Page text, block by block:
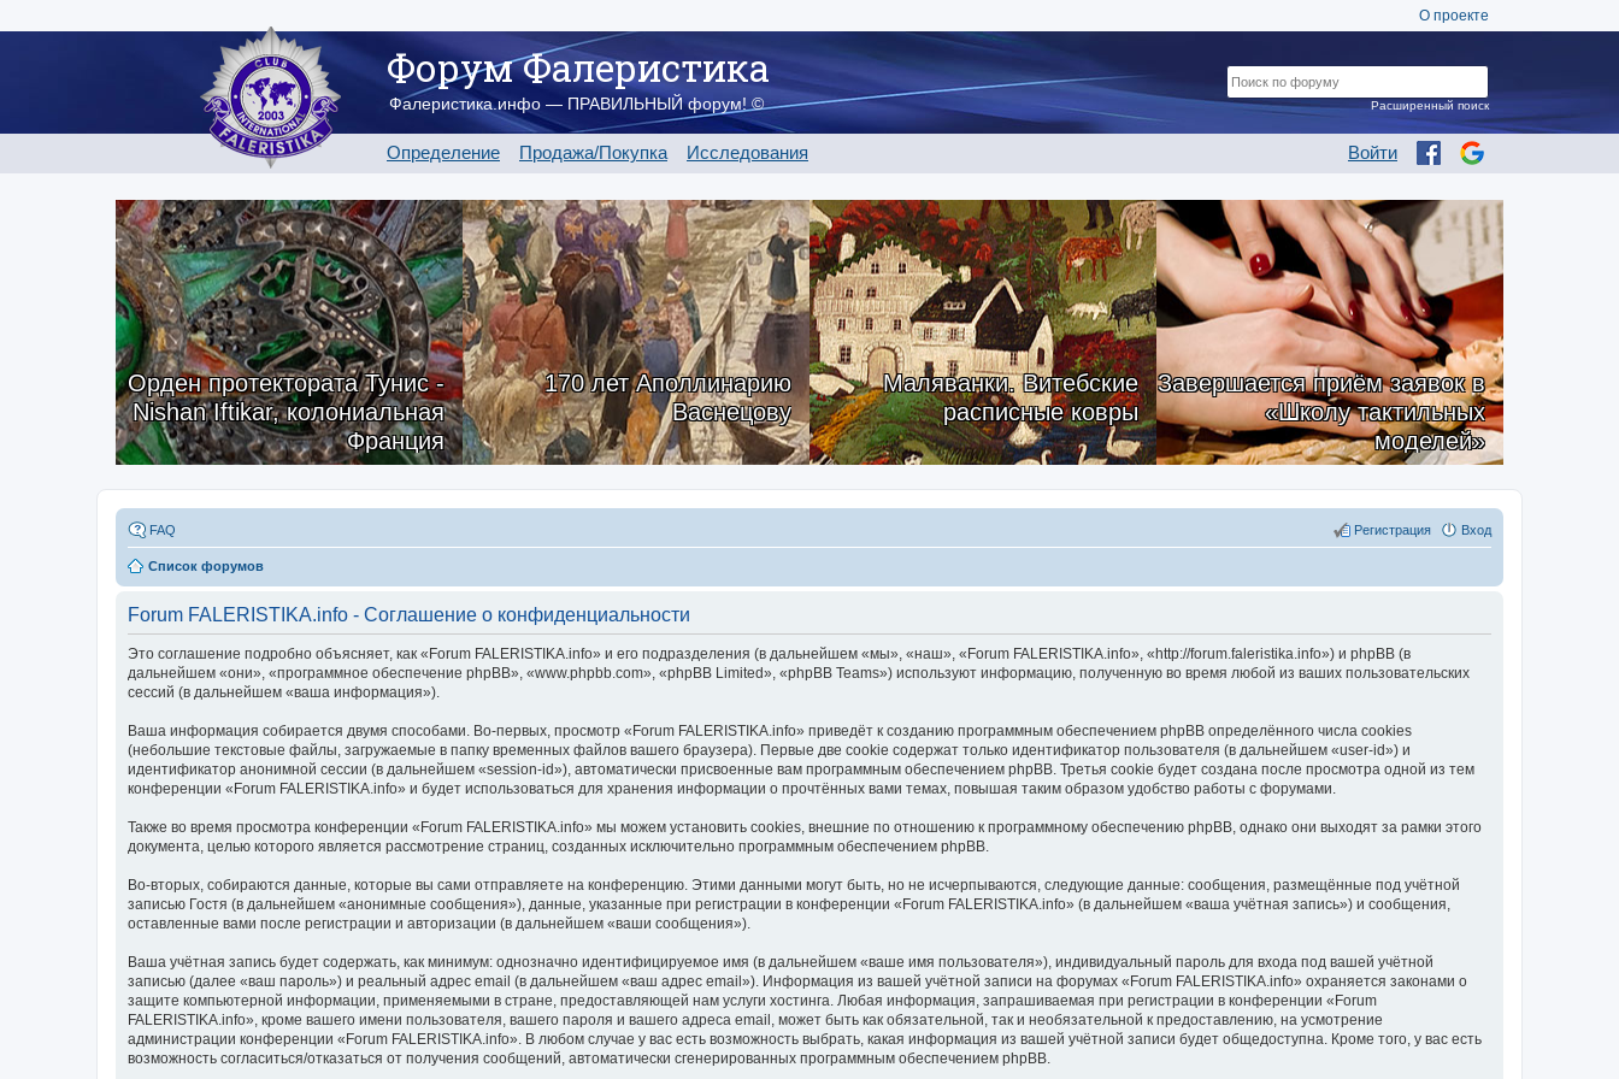
О проекте
Форум Фалеристика
Фалеристика.инфо — ПРАВИЛЬНЫЙ форум! ©
Определение Продажа/Покупка Исследования Войти
Расширенный поиск
Орден протектората Тунис -
Nishan Iftikar, колониальная
Франция
170 лет Аполлинарию
Васнецову
Маляванки. Витебские
расписные ковры
Завершается приём заявок в
«Школу тактильных
моделей»
FAQ Вход
Регистрация
Список форумов
Forum FALERISTIKA.info - Соглашение о конфиденциальности
Это соглашение подробно объясняет, как «Forum FALERISTIKA.info» и его подразделения (в дальнейшем «мы», «наш», «Forum FALERISTIKA.info», «http://forum.faleristika.info») и phpBB (в
дальнейшем «они», «программное обеспечение phpBB», «www.phpbb.com», «phpBB Limited», «phpBB Teams») используют информацию, полученную во время любой из ваших пользовательских
сессий (в дальнейшем «ваша информация»).
Ваша информация собирается двумя способами. Во-первых, просмотр «Forum FALERISTIKA.info» приведёт к созданию программным обеспечением phpBB определённого числа cookies
(небольшие текстовые файлы, загружаемые в папку временных файлов вашего браузера). Первые две cookie содержат только идентификатор пользователя (в дальнейшем «user-id») и
идентификатор анонимной сессии (в дальнейшем «session-id»), автоматически присвоенные вам программным обеспечением phpBB. Третья cookie будет создана после просмотра одной из тем
конференции «Forum FALERISTIKA.info» и будет использоваться для хранения информации о прочтённых вами темах, повышая таким образом удобство работы с форумами.
Также во время просмотра конференции «Forum FALERISTIKA.info» мы можем установить cookies, внешние по отношению к программному обеспечению phpBB, однако они выходят за рамки этого
документа, целью которого является рассмотрение страниц, созданных исключительно программным обеспечением phpBB.
Во-вторых, собираются данные, которые вы сами отправляете на конференцию. Этими данными могут быть, но не исчерпываются, следующие данные: сообщения, размещённые под учётной
записью Гостя (в дальнейшем «анонимные сообщения»), данные, указанные при регистрации в конференции «Forum FALERISTIKA.info» (в дальнейшем «ваша учётная запись») и сообщения,
оставленные вами после регистрации и авторизации (в дальнейшем «ваши сообщения»).
Ваша учётная запись будет содержать, как минимум: однозначно идентифицируемое имя (в дальнейшем «ваше имя пользователя»), индивидуальный пароль для входа под вашей учётной
записью (далее «ваш пароль») и реальный адрес email (в дальнейшем «ваш адрес email»). Информация из вашей учётной записи на форумах «Forum FALERISTIKA.info» охраняется законами о
защите компьютерной информации, применяемыми в стране, предоставляющей нам услуги хостинга. Любая информация, запрашиваемая при регистрации в конференции «Forum
FALERISTIKA.info», кроме вашего имени пользователя, вашего пароля и вашего адреса email, может быть как обязательной, так и необязательной к предоставлению, на усмотрение
администрации конференции «Forum FALERISTIKA.info». В любом случае у вас есть возможность выбрать, какая информация из вашей учётной записи будет общедоступна. Кроме того, у вас есть
возможность согласиться/отказаться от получения сообщений, автоматически сгенерированных программным обеспечением phpBB.